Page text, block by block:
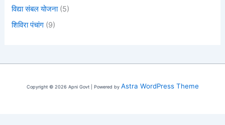
विद्या संबल योजना(5)
शिविरा पंचांग (9)
Copyright © 2026 Apni Govt | Powered by Astra WordPress Theme